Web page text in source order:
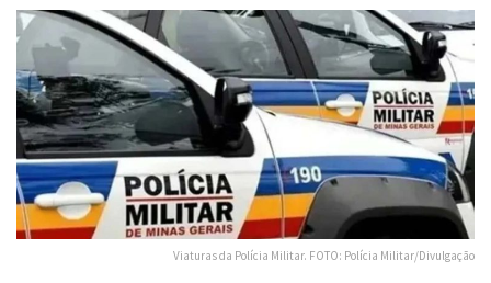
Viaturas da Polícia Militar. FOTO: Polícia Militar/Divulgação